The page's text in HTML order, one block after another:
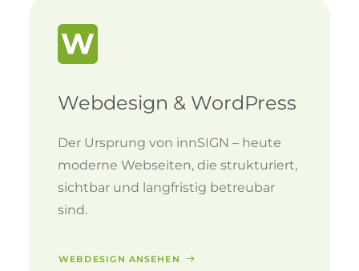
Webdesign & WordPress
Der Ursprung von innSIGN – heute
moderne Webseiten, die strukturiert,
sichtbar und langfristig betreubar
sind.
WEBDESIGN ANSEHEN